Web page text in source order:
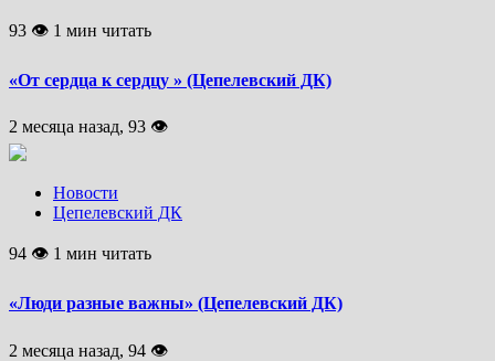
93 👁 1 мин читать
«От сердца к сердцу » (Цепелевский ДК)
2 месяца назад, 93 👁
Новости
Цепелевский ДК
94 👁 1 мин читать
«Люди разные важны» (Цепелевский ДК)
2 месяца назад, 94 👁